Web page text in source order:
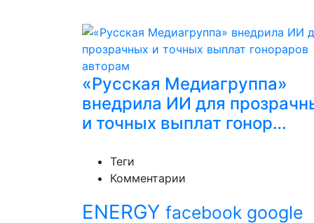
«Русская Медиагруппа»
внедрила ИИ для
и точных выплат гонор…
Теги
Комментарии
ENERGY facebook google